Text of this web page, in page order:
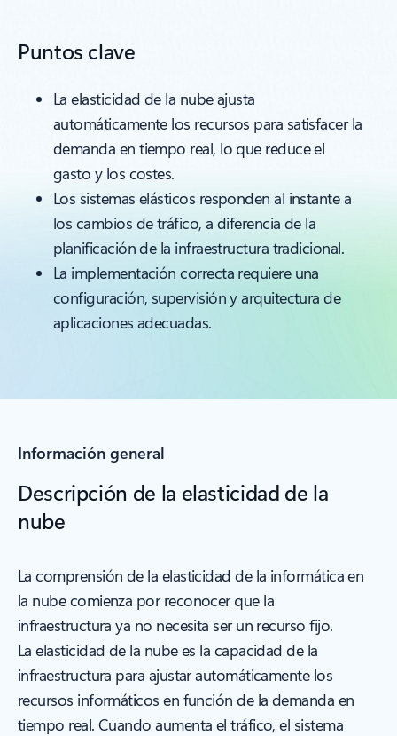
Puntos clave
La elasticidad de la nube ajusta
automáticamente los recursos para satisfacer la
demanda en tiempo real, lo que reduce el
gasto y los costes.
Los sistemas elásticos responden al instante a
los cambios de tráfico, a diferencia de la
planificación de la infraestructura tradicional.
La implementación correcta requiere una
configuración, supervisión y arquitectura de
aplicaciones adecuadas.
Información general
Descripción de la elasticidad de la
nube
La comprensión de la elasticidad de la informática en
la nube comienza por reconocer que la
infraestructura ya no necesita ser un recurso fijo.
La elasticidad de la nube es la capacidad de la
infraestructura para ajustar automáticamente los
recursos informáticos en función de la demanda en
tiempo real. Cuando aumenta el tráfico, el sistema